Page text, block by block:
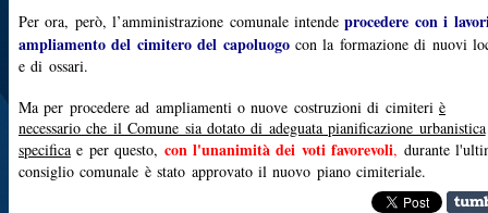
Per ora, però,l’amministrazione comunale intendeprocedere con i
ampliamento del cimitero del capoluogo con la formazione di nuovi
e di ossari.
Ma per procedere ad ampliamenti o nuove costruzioni di cimiteri è
necessario che il Comune sia dotato di adeguata pianificazione urbanistica
specifica e per questo, con l'unanimità dei voti favorevoli, durante
consiglio comunale è stato approvato il nuovo piano cimiteriale.